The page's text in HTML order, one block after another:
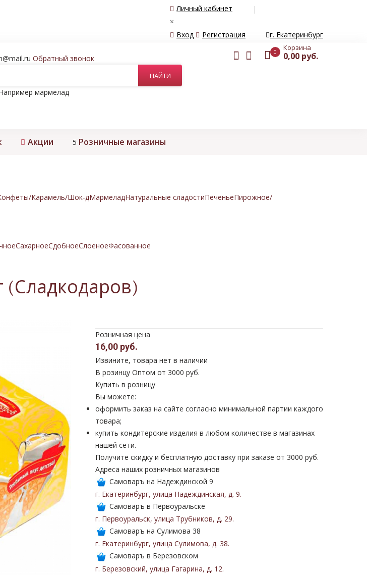
Личный кабинет
×
Вход
Регистрация г. Екатеринбург
Обратный звонок
мармелад
0 Корзина
0,00 руб.
Акции 5 Розничные магазины
Карамель/Шок-дМармеладНатуральные сладостиПеченьеПирожное/
СахарноеСдобноеСлоеноеФасованное
(Сладкодаров)
Розничная цена
16,00 руб.
Извините, товара нет в наличии
В розинцу Оптом от 3000 руб.
Купить в розницу
Вы можете:
оформить заказ на сайте согласно минимальной партии каждого
товара;
купить кондитерские изделия в любом количестве в магазинах
нашей сети.
Получите скидку и бесплатную доставку при заказе от 3000 руб.
Адреса наших розничных магазинов
Самоваръ на Надеждинской 9
г. Екатеринбург, улица Надеждинская, д. 9.
Самоваръ в Первоуральске
г. Первоуральск, улица Трубников, д. 29.
Самоваръ на Сулимова 38
г. Екатеринбург, улица Сулимова, д. 38.
Самоваръ в Березовском
г. Березовский, улица Гагарина, д. 12.